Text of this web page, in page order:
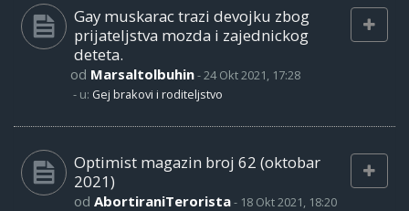
Gay muskarac trazi devojku zbog
prijateljstva mozda i zajednickog
deteta.
od Marsaltolbuhin-24 Okt 2021, 17:28
- u: Gej brakovi i roditeljstvo
Optimist magazin broj 62 (oktobar
2021)
od AbortiraniTerorista- 18 Okt 2021, 18:20